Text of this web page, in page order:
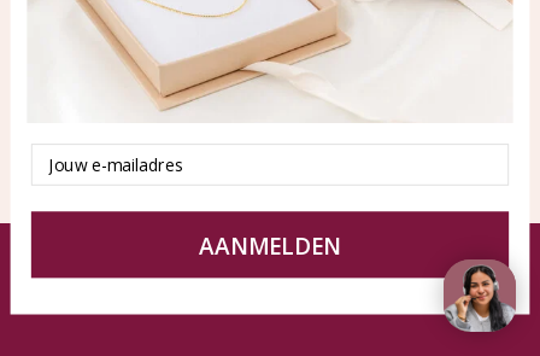
Alle producten
Nieuwe producten
Over ons
Samenwerken?
Tips en Advies
Duurzaamheid
© KAYA Sieraden
Algemene voorwaarden Disclaimer Privacy Policy Sitemap
Email
AANMELDEN